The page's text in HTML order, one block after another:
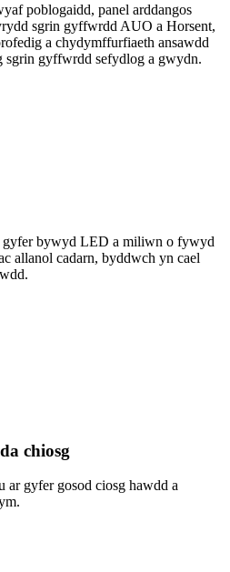
poblogaidd, panel arddangos
sgrin gyffwrdd AUO a Horsent,
a chydymffurfiaeth ansawdd
sgrin gyffwrdd sefydlog a gwydn.
gyfer bywyd LED a miliwn o fywyd
allanol cadarn, byddwch yn cael
chiosg
gyfer gosod ciosg hawdd a